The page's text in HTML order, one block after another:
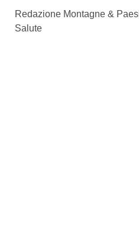
Redazione Montagne &
Salute